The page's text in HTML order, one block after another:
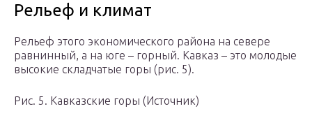
Рельеф и климат
Рельеф этого экономического района на севере
равнинный, а на юге – горный. Кавказ – это молодые
высокие складчатые горы (рис. 5).
Рис. 5. Кавказские горы (Источник)